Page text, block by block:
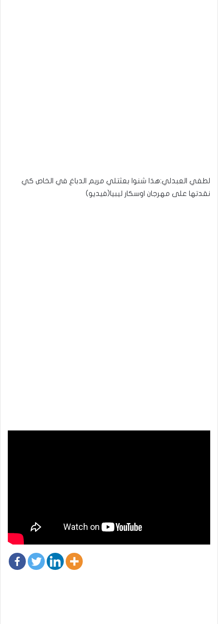
لطفي العبدلي:هذا شنوا بعثتلي مريم الدباغ في الخاص كي
نقدتها على مهرجان اوسكار ليبيا(فيديو)